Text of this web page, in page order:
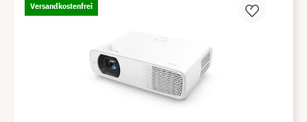
Versandkostenfrei